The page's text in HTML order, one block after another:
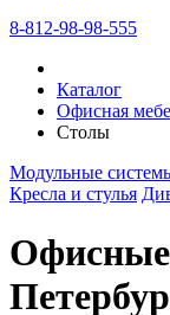
8-812-98-98-555
Каталог
Офисная
Столы
Модульные
Кресла и стулья